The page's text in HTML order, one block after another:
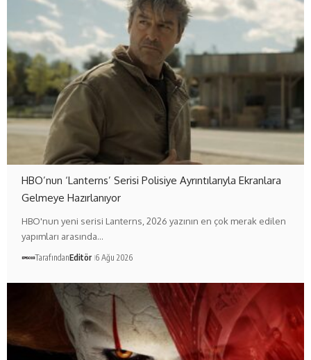
HBO’nun ‘Lanterns’ Serisi Polisiye Ayrıntılarıyla Ekranlara
Gelmeye Hazırlanıyor
HBO'nun yeni serisi Lanterns, 2026 yazının en çok merak edilen
yapımları arasında…
TarafındanEditör 6 Ağu 2026